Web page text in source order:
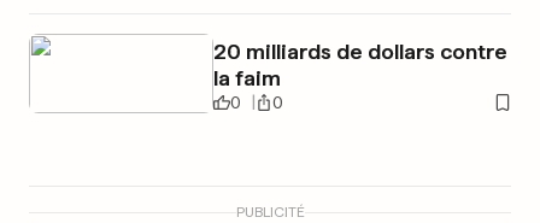
20 milliards de dollars contre
la faim
0 0
PUBLICITÉ